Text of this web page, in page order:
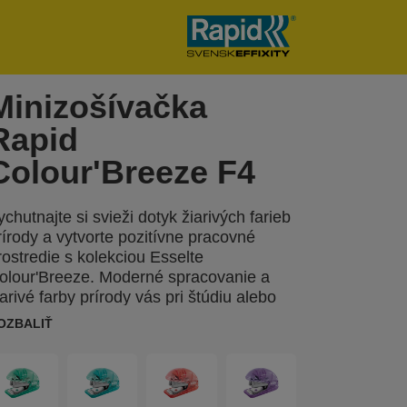
F4
si svieži dotyk žiarivých farieb
a vytvorte pozitívne pracovné
s kolekciou Esselte
Moderné spracovanie a
farby prírody vás pri štúdiu alebo
povzbudia, osviežia a dodajú vám
na zošívanie až 10 listov
(80 g/m2). Na použitie so